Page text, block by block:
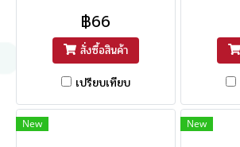
฿66
สั่งซื้อสินค้า
เปรียบเทียบ
New New